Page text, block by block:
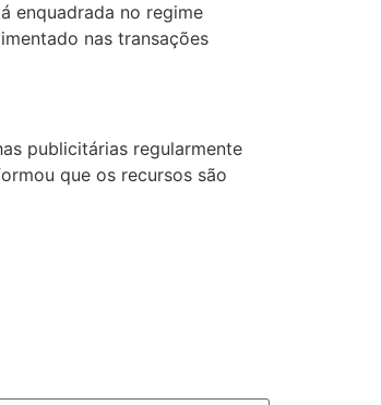
enquadrada no regime
nas transações
publicitárias regularmente
que os recursos são